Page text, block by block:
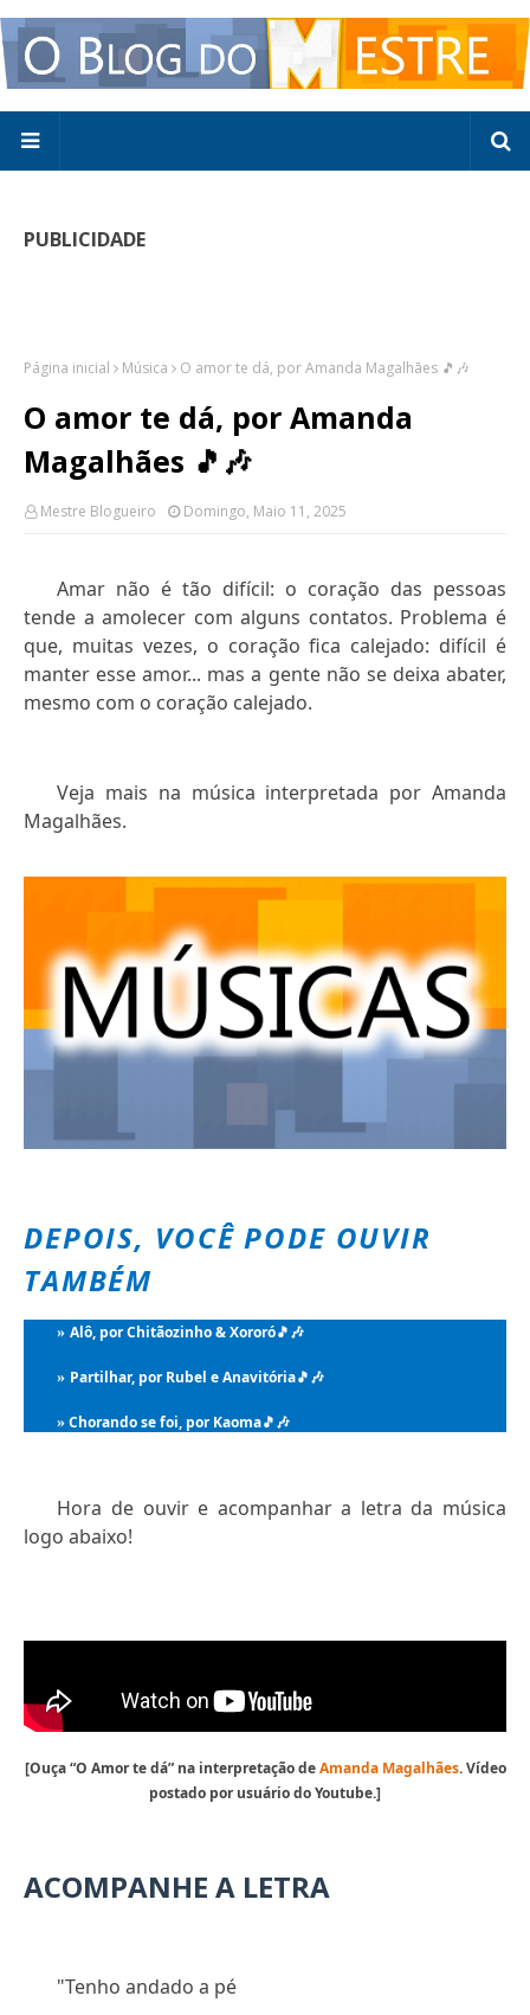
PUBLICIDADE
Página inicial Música O amor te dá, por Amanda Magalhães 🎵🎶
O amor te dá, por Amanda
Magalhães 🎵🎶
Mestre Blogueiro Domingo, Maio 11, 2025
Amar não é tão difícil: o coração das pessoas
tende a amolecer com alguns contatos. Problema é
que, muitas vezes, o coração fica calejado: difícil é
manter esse amor... mas a gente não se deixa abater,
mesmo com o coração calejado.
Veja mais na música interpretada por Amanda
Magalhães.
DEPOIS, VOCÊ PODE OUVIR
TAMBÉM
» Alô, por Chitãozinho & Xororó🎵🎶
» Partilhar, por Rubel e Anavitória🎵🎶
» Chorando se foi, por Kaoma🎵🎶
Hora de ouvir e acompanhar a letra da música
logo abaixo!
[Ouça “O Amor te dá” na interpretação deAmanda Magalhães.Vídeo
postado por usuário do Youtube.]
ACOMPANHE A LETRA
"Tenho andado a pé